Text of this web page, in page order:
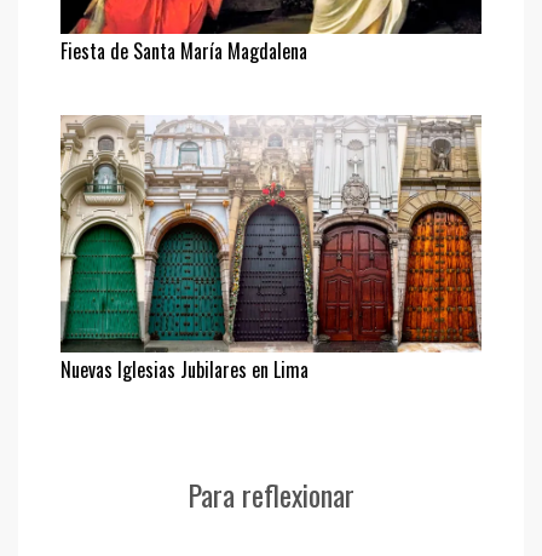
Fiesta de Santa María Magdalena
Nuevas Iglesias Jubilares en Lima
Para reflexionar